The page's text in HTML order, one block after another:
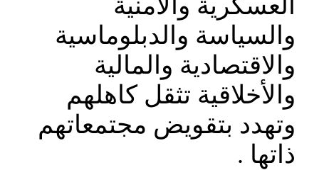
العسكرية والأمنية
والسياسة والدبلوماسية
والاقتصادية والمالية
والأخلاقية تثقل كاهلهم
وتهدد بتقويض مجتمعاتهم
ذاتها .